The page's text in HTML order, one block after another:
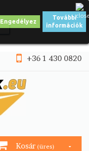
+36 1 430 0820
Kosár (üres)
Engedélyez
További
információk